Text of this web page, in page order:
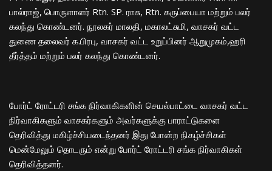
பால்ராஜ், பொருளாளர் Rtn. SP. ராசு, Rtn. கருப்பையா மற்றும் பலர்
கலந்து கொண்டனர். நூலகர் மாலதி, மகாலட்சுமி, வாசகர் வட்ட
துணை தலைவர் க.பிரபு, வாசகர் வட்ட உறுப்பினர் ஆறுமுகம்,ஹரி
தீர்த்தம் மற்றும் பலர் கலந்து கொண்டனர்.
போர்ட் ரோட்டரி சங்க நிர்வாகிகளின் செயல்பாட்டை வாசகர் வட்ட
நிர்வாகிகளும் வாசகர்களும் அவர்களுக்கு பாராட்டுகளை
தெரிவித்து மகிழ்ச்சியடைந்தனர் இது போன்ற நிகழ்ச்சிகள்
மென்மேலும் தொடரும் என்று போர்ட் ரோட்டரி சங்க நிர்வாகிகள்
தெரிவித்தனர்.